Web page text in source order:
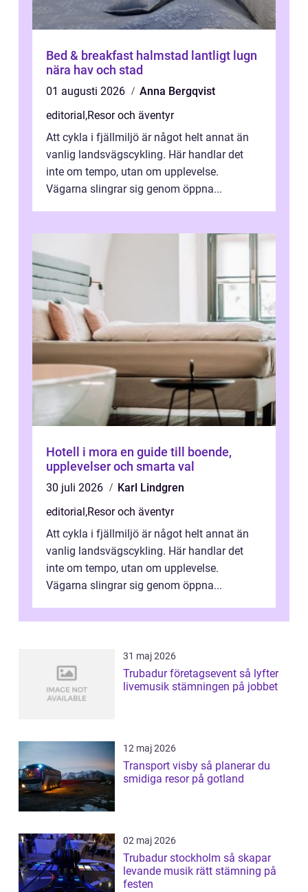
Bed & breakfast halmstad lantligt lugn
nära hav och stad
01 augusti 2026
Anna Bergqvist
editorial,Resor och äventyr
Att cykla i fjällmiljö är något helt annat än
vanlig landsvägscykling. Här handlar det
inte om tempo, utan om upplevelse.
Vägarna slingrar sig genom öppna...
Hotell i mora en guide till boende,
upplevelser och smarta val
30 juli 2026
Karl Lindgren
editorial,Resor och äventyr
Att cykla i fjällmiljö är något helt annat än
vanlig landsvägscykling. Här handlar det
inte om tempo, utan om upplevelse.
Vägarna slingrar sig genom öppna...
31 maj 2026
Trubadur företagsevent så lyfter
livemusik stämningen på jobbet
12 maj 2026
Transport visby så planerar du
smidiga resor på gotland
02 maj 2026
Trubadur stockholm så skapar
levande musik rätt stämning på
festen